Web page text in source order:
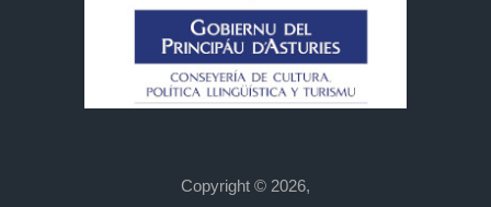
Copyright © 2026,